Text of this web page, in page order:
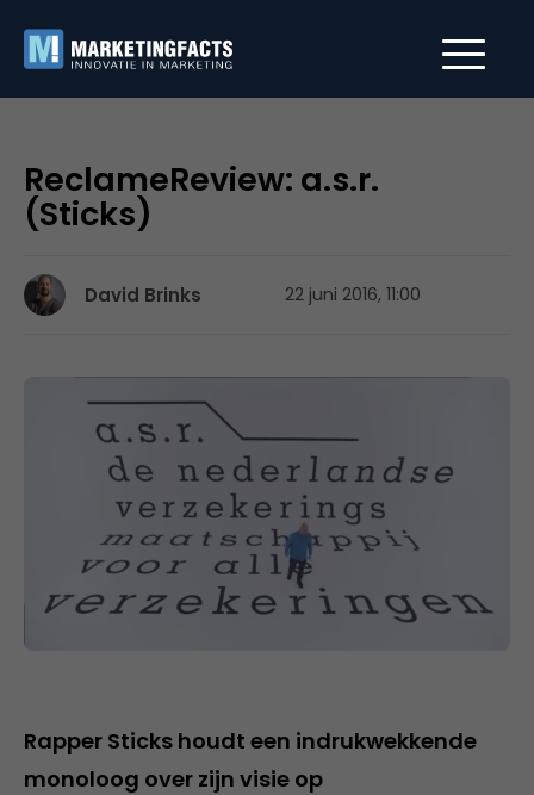
ReclameReview: a.s.r.
(Sticks)
David Brinks 22 juni 2016, 11:00
Rapper Sticks houdt een indrukwekkende
monoloog over zijn visie op